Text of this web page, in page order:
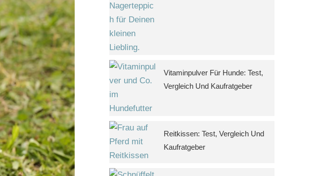
Vitaminpulver Für Hunde: Test,
Vergleich Und Kaufratgeber
Reitkissen: Test, Vergleich Und
Kaufratgeber